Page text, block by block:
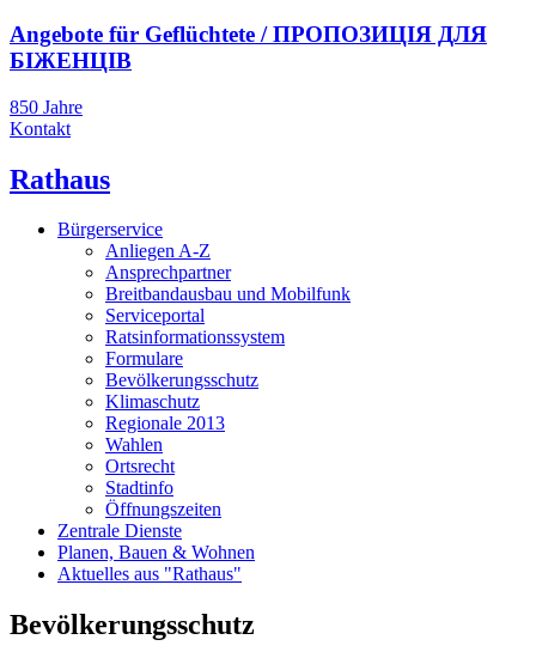
Angebote für Geflüchtete / ПРОПОЗИЦІЯ ДЛЯ
БІЖЕНЦІВ
850 Jahre
Kontakt
Rathaus
Bürgerservice
Anliegen A-Z
Ansprechpartner
Breitbandausbau und Mobilfunk
Serviceportal
Ratsinformationssystem
Formulare
Bevölkerungsschutz
Klimaschutz
Regionale 2013
Wahlen
Ortsrecht
Stadtinfo
Öffnungszeiten
Zentrale Dienste
Planen, Bauen & Wohnen
Aktuelles aus "Rathaus"
Bevölkerungsschutz